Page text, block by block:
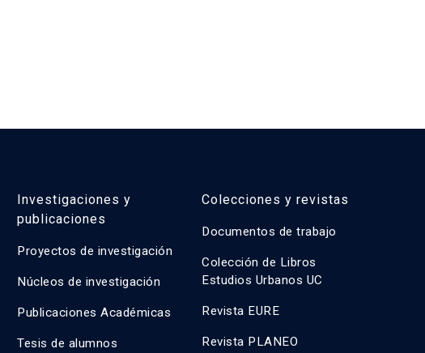
Investigaciones y
publicaciones
Proyectos de investigación
Núcleos de investigación
Publicaciones Académicas
Tesis de alumnos
Colecciones y revistas
Documentos de trabajo
Colección de Libros
Estudios Urbanos UC
Revista EURE
Revista PLANEO